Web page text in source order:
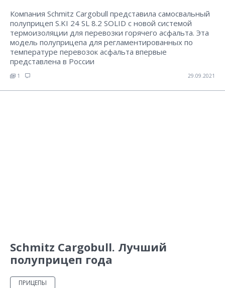
Компания Schmitz Cargobull представила самосвальный
полуприцеп S.KI 24 SL 8.2 SOLID с новой системой
термоизоляции для перевозки горячего асфальта. Эта
модель полуприцепа для регламентированных по
температуре перевозок асфальта впервые
представлена в России
1 29.09.2021
Schmitz Cargobull. Лучший
полуприцеп года
ПРИЦЕПЫ